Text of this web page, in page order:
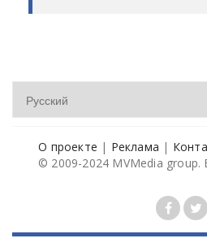
О проекте | Реклама |
© 2009-2024 MVMedia